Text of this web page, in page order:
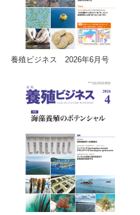
養殖ビジネス 2026年6月号